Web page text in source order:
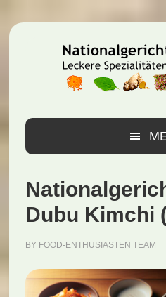
Hauptnavigation
Inhalt
Seitenspalte
Dubu Kimchi
BY FOOD-ENTHUSIASTEN TEAM